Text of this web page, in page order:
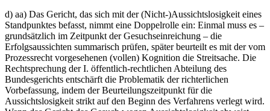
d) aa) Das Gericht, das sich mit der (Nicht-)Aussichtslosigkeit eines
Standpunktes befasst, nimmt eine Doppelrolle ein: Einmal muss es –
grundsätzlich im Zeitpunkt der Gesuchseinreichung – die
Erfolgsaussichten summarisch prüfen, später beurteilt es mit der vom
Prozessrecht vorgesehenen (vollen) Kognition die Streitsache. Die
Rechtsprechung der I. öffentlich-rechtlichen Abteilung des
Bundesgerichts entschärft die Problematik der richterlichen
Vorbefassung, indem der Beurteilungszeitpunkt für die
Aussichtslosigkeit strikt auf den Beginn des Verfahrens verlegt wird.